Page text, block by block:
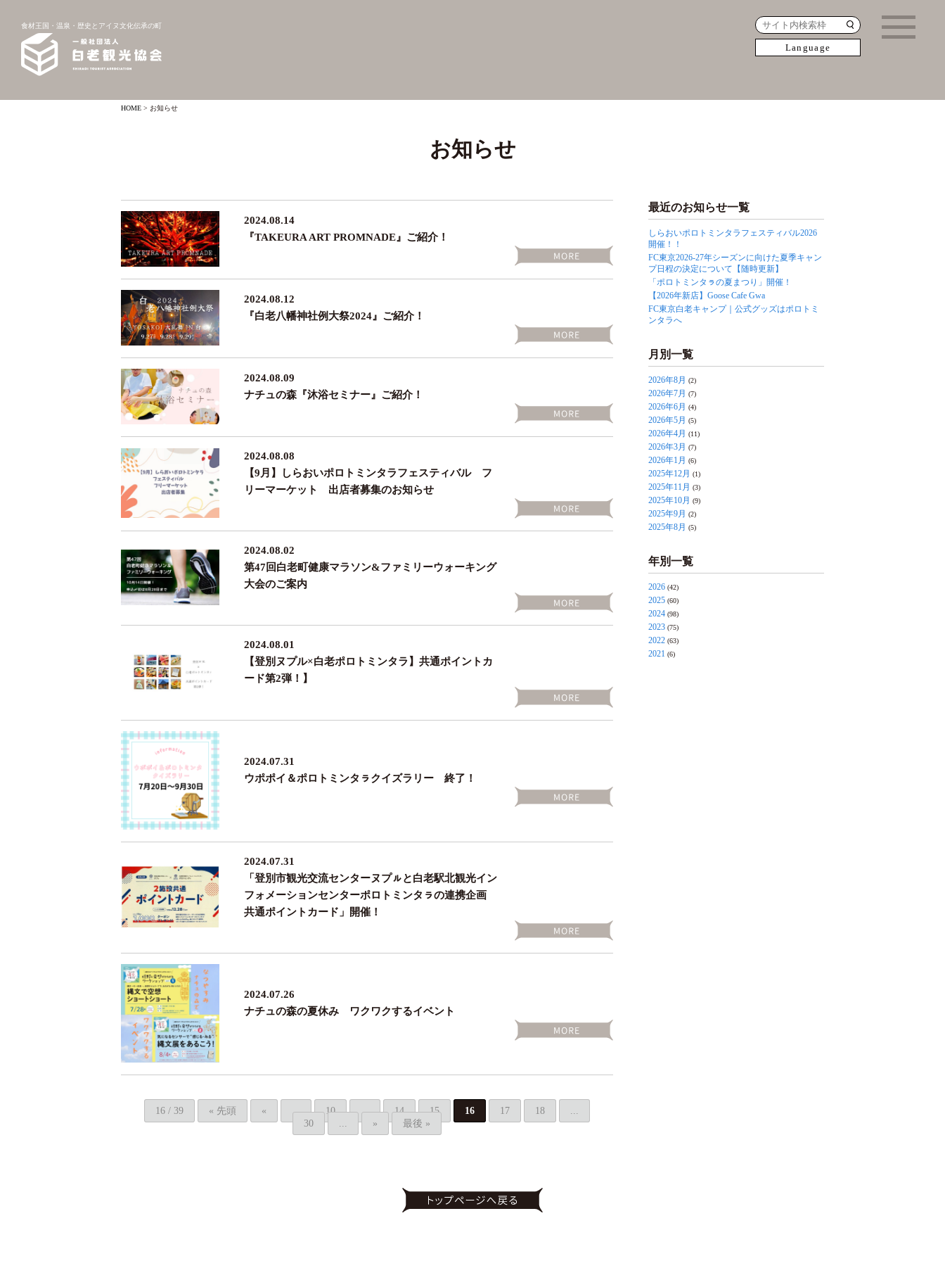
Language
食材王国・温泉・歴史とアイヌ文化伝承の町
HOME > お知らせ
お知らせ
2024.08.14
『TAKEURA ART PROMNADE』ご紹介！
2024.08.12
『白老八幡神社例大祭2024』ご紹介！
2024.08.09
ナチュの森『沐浴セミナー』ご紹介！
2024.08.08
【9月】しらおいポロトミンタラフェスティバル フ
リーマーケット 出店者募集のお知らせ
2024.08.02
第47回白老町健康マラソン&ファミリーウォーキング
大会のご案内
2024.08.01
【登別ヌプル×白老ポロトミンタラ】共通ポイントカ
ード第2弾！】
2024.07.31
ウポポイ＆ポロトミンタㇻクイズラリー 終了！
2024.07.31
「登別市観光交流センターヌプㇽと白老駅北観光イン
フォメーションセンターポロトミンタㇻの連携企画
共通ポイントカード」開催！
2024.07.26
ナチュの森の夏休み ワクワクするイベント
16 / 39 « 先頭 « ... 10 ... 14 15 16 17 18
30
» 最後 »
最近のお知らせ一覧
しらおいポロトミンタラフェスティバル2026
開催！！
FC東京2026-27年シーズンに向けた夏季キャン
プ日程の決定について【随時更新】
「ポロトミンタㇻの夏まつり」開催！
【2026年新店】Goose Cafe Gwa
FC東京白老キャンプ｜公式グッズはポロトミ
ンタラへ
月別一覧
2026年8月 (2)
2026年7月 (7)
2026年6月 (4)
2026年5月 (5)
2026年4月 (11)
2026年3月 (7)
2026年1月 (6)
2025年12月 (1)
2025年11月 (3)
2025年10月 (9)
2025年9月 (2)
2025年8月 (5)
年別一覧
2026 (42)
2025 (60)
2024 (98)
2023 (75)
2022 (63)
2021 (6)